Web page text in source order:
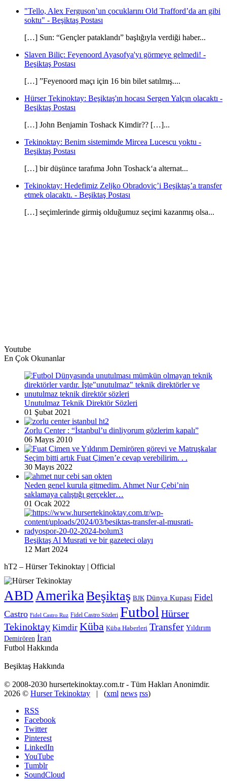
"Tello, Alex Ferguson’un çocuklarını Old Trafford’da arı gibi
soktu" - Beşiktaş Postası
[…] Sun: “Gençler pataklandı” başlığıyla verdiği haber...
Slaven Biliç: Feyenoord Ayasofya'yı görmeye gelmedi! -
Beşiktaş Postası
[…] ”Feyenoord maçı için 16 bin bilet satılmış....
Hürser Tekinoktay: Beşiktaş'ın hocası Sergen Yalçın olacaktı -
Beşiktaş Postası
[…] John Benjamin Toshack Kimdir?? […]...
Tekinoktay: Benim sistemimde Mircea Lucescu yoktu -
Beşiktaş Postası
[…] bir düşünce tarafıma John Toshack‘a alternat...
Tekinoktay: Hedefimiz Zeljko Obradoviç’i Beşiktaş’a transfer
etmek olacaktı. - Beşiktaş Postası
[…] seçimlerinde girmiş olduğumuz seçimi kazanmış olsa...
Youtube
En Çok Okunanlar
Unutulmaz Teknik Direktör Sözleri
01 Şubat 2021
Zorlu Center : “İstanbul’u dinliyorum gözlerim kapalı”
06 Mayıs 2010
Seçim bitti artık Fuat Çimen’e cevap verebilirim. . .
30 Mayıs 2022
Neden genel kurula gitmedim. Ahmet Nur Çebi’nin
saklamaya çalıştığı gerçekler…
01 Ocak 2022
Beşiktaş Al Musrati ve bir gazeteci olayı
12 Mart 2024
hT2 – Hürser Tekinoktay | Official
ABD Amerika Beşiktaş BJK Dünya Kupası Fidel
Castro Fidel Castro Ruz Fidel Castro Sözleri Futbol Hürser
Tekinoktay Kimdir Küba Küba Haberleri Transfer Yıldırım
Demirören İran
Futbol Hakkında
Beşiktaş Hakkında
© 2008-2030 hursertekinoktay.com.tr - Tüm Hakları Anonimdir.
2026 © Hurser Tekinoktay | (xml news rss)
RSS
Facebook
Twitter
Pinterest
LinkedIn
YouTube
Tumblr
SoundCloud